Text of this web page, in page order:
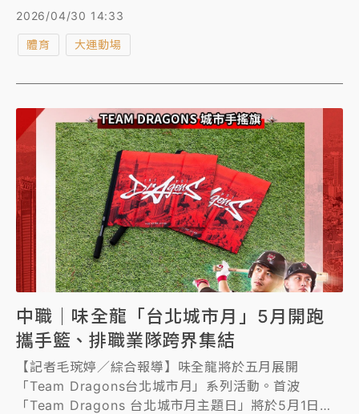
項選手潘子易的訓練經費。
2026/04/30 14:33
體育 大運動場
中職｜味全龍「台北城市月」5月開跑
攜手籃、排職業隊跨界集結
【記者毛琬婷／綜合報導】味全龍將於五月展開
「Team Dragons台北城市月」系列活動。首波
「Team Dragons 台北城市月主題日」將於5月1日降